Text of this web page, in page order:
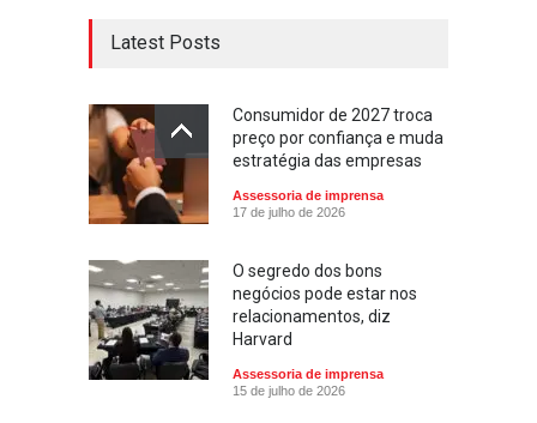
Latest Posts
Consumidor de 2027 troca
preço por confiança e muda
estratégia das empresas
Assessoria de imprensa
17 de julho de 2026
O segredo dos bons
negócios pode estar nos
relacionamentos, diz
Harvard
Assessoria de imprensa
15 de julho de 2026